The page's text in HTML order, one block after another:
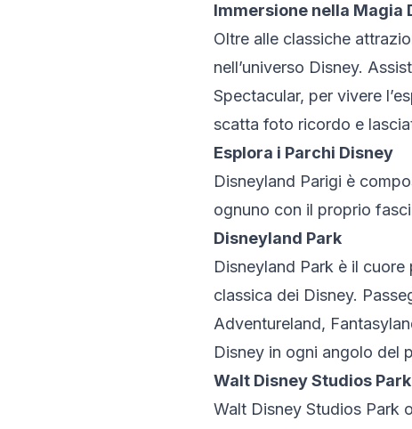
Immersione nella Magia
Oltre alle classiche
nell’universo Disney.
Spectacular, per vivere
scatta foto ricordo e
Esplora i Parchi Disney
Disneyland Parigi è
ognuno con il proprio
Disneyland Park
Disneyland Park è il
classica dei Disney.
Adventureland,
Disney in ogni angolo del
Walt Disney Studios Park
Walt Disney Studios Park